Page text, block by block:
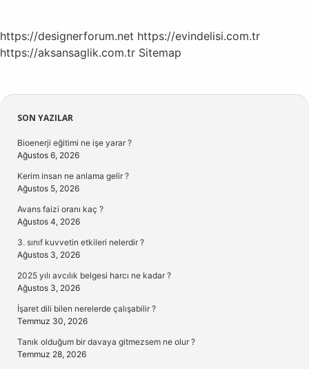
https://designerforum.net https://evindelisi.com.tr
https://aksansaglik.com.tr Sitemap
Sidebar
SON YAZILAR
Bioenerji eğitimi ne işe yarar ?
Ağustos 6, 2026
Kerim insan ne anlama gelir ?
Ağustos 5, 2026
Avans faizi oranı kaç ?
Ağustos 4, 2026
3. sınıf kuvvetin etkileri nelerdir ?
Ağustos 3, 2026
2025 yılı avcılık belgesi harcı ne kadar ?
Ağustos 3, 2026
İşaret dili bilen nerelerde çalışabilir ?
Temmuz 30, 2026
Tanık olduğum bir davaya gitmezsem ne olur ?
Temmuz 28, 2026